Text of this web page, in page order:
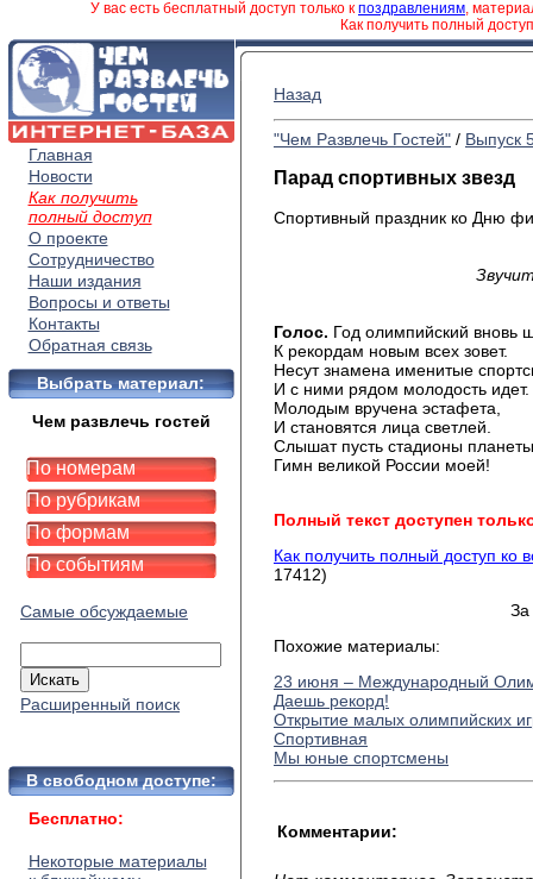
У вас есть бесплатный доступ только к поздравлениям,
Как получить полный
Главная
Новости
Как получить
полный доступ
О проекте
Сотрудничество
Наши издания
Вопросы и ответы
Контакты
Обратная связь
Выбрать материал:
Чем развлечь гостей
По номерам
По рубрикам
По формам
По событиям
Самые обсуждаемые
Расширенный поиск
В свободном доступе:
Бесплатно:
Некоторые материалы
Назад
"Чем Развлечь Гостей" / Выпуск
Парад спортивных звезд
Спортивный праздник ко Дню
Голос. Год олимпийский вновь
К рекордам новым всех зовет.
Несут знамена именитые
И с ними рядом молодость идет.
Молодым вручена эстафета,
И становятся лица светлей.
Слышат пусть стадионы планеты
Гимн великой России моей!
Полный текст доступен
Как получить полный доступ ко
17412)
За
Похожие материалы:
23 июня – Международный
Даешь рекорд!
Открытие малых олимпийских
Спортивная
Мы юные спортсмены
Комментарии: